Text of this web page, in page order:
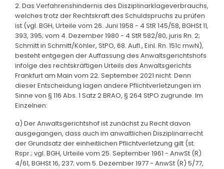
2. Das Verfahrenshindernis des Disziplinarklageverbrauchs,
welches trotz der Rechtskraft des Schuldspruchs zu prüfen
ist (vgl. BGH, Urteile vom 26. Juni 1958 - 4 StR 145/58, BGHSt 11,
393, 395; vom 4. Dezember 1980 - 4 StR 582/80, juris Rn. 2;
Schmitt in Schmitt/Köhler, StPO, 68. Aufl., Einl. Rn. 151c mwN),
besteht entgegen der Auffassung des Anwaltsgerichtshofs
infolge des rechtskräftigen Urteils des Anwaltsgerichts
Frankfurt am Main vom 22. September 2021 nicht. Denn
dieser Entscheidung lagen andere Pflichtverletzungen im
Sinne von § 116 Abs. 1 Satz 2 BRAO, § 264 StPO zugrunde. Im
Einzelnen:
a) Der Anwaltsgerichtshof ist zunächst zu Recht davon
ausgegangen, dass auch im anwaltlichen Disziplinarrecht
der Grundsatz der einheitlichen Pflichtverletzung gilt (st.
Rspr.; vgl. BGH, Urteile vom 25. September 1961 - AnwSt (R)
4/61, BGHSt 16, 237; vom 5. Dezember 1977 - AnwSt (R) 5/77,